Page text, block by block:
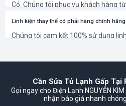
Có. Chúng tôi phục vụ khách hàng
đáp ứng nhu cầu cấp thiết của bạn.
Linh kiện thay thế có phải hàng chính
Chúng tôi cam kết 100% sử dụng
Cần Sửa Tủ Lạnh Gấp Tại
Gọi ngay cho Điện Lạnh NGUYỄN
nhận báo giá nhanh